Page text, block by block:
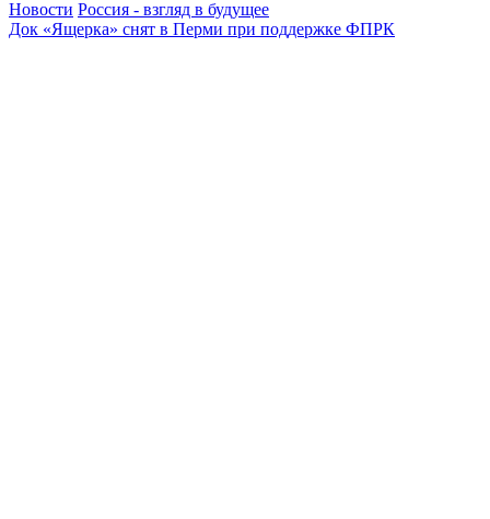
Новости Россия - взгляд в будущее
Док «Ящерка» снят в Перми при поддержке ФПРК